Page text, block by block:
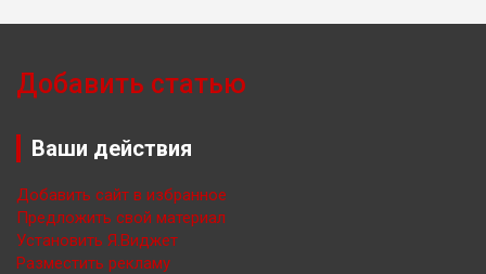
Добавить статью
Ваши действия
Добавить сайт в избранное
Предложить свой материал
Установить Я.Виджет
Разместить рекламу